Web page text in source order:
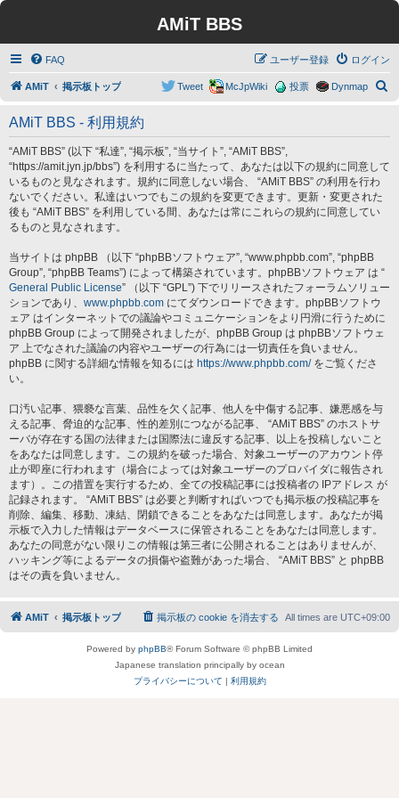
AMiT BBS
FAQ ログイン
ユーザー登録
AMiT 掲示板トップ Dynmap
投票
McJpWiki
Tweet
AMiT BBS - 利用規約
“AMiT BBS” (以下 “私達”, “掲示板”, “当サイト”, “AMiT BBS”,
“https://amit.jyn.jp/bbs”) を利用するに当たって、あなたは以下の規約に同意して
いるものと見なされます。規約に同意しない場合、 “AMiT BBS” の利用を行わ
ないでください。私達はいつでもこの規約を変更できます。更新・変更された
後も “AMiT BBS” を利用している間、あなたは常にこれらの規約に同意してい
るものと見なされます。
当サイトは phpBB （以下 “phpBBソフトウェア”, “www.phpbb.com”, “phpBB
Group”, “phpBB Teams”) によって構築されています。phpBBソフトウェア は “
General Public License” （以下 “GPL”) 下でリリースされたフォーラムソリュー
ションであり、 www.phpbb.com にてダウンロードできます。phpBBソフトウ
ェア はインターネットでの議論やコミュニケーションをより円滑に行うために
phpBB Group によって開発されましたが、phpBB Group は phpBBソフトウェ
ア 上でなされた議論の内容やユーザーの行為には一切責任を負いません。
phpBB に関する詳細な情報を知るには https://www.phpbb.com/をご覧くださ
い。
口汚い記事、猥褻な言葉、品性を欠く記事、他人を中傷する記事、嫌悪感を与
える記事、脅迫的な記事、性的差別につながる記事、 “AMiT BBS” のホストサ
ーバが存在する国の法律または国際法に違反する記事、以上を投稿しないこと
をあなたは同意します。この規約を破った場合、対象ユーザーのアカウント停
止が即座に行われます（場合によっては対象ユーザーのプロバイダに報告され
ます）。この措置を実行するため、全ての投稿記事には投稿者の IPアドレス が
記録されます。 “AMiT BBS” は必要と判断すればいつでも掲示板の投稿記事を
削除、編集、移動、凍結、閉鎖できることをあなたは同意します。あなたが掲
示板で入力した情報はデータベースに保管されることをあなたは同意します。
あなたの同意がない限りこの情報は第三者に公開されることはありませんが、
ハッキング等によるデータの損傷や盗難があった場合、 “AMiT BBS” と phpBB
はその責を負いません。
AMiT 掲示板トップ All times are UTC+09:00
掲示板の cookie を消去する
Powered by phpBB® Forum Software © phpBB Limited
Japanese translation principally by ocean
プライバシーについて | 利用規約